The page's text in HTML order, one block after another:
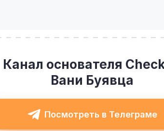
Канал основателя
Вани Буявца
Посмотреть в Телеграме